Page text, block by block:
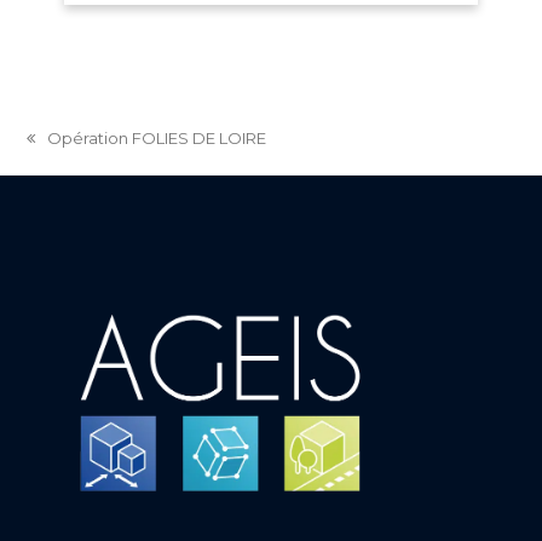
previous
post:
Opération FOLIES DE LOIRE